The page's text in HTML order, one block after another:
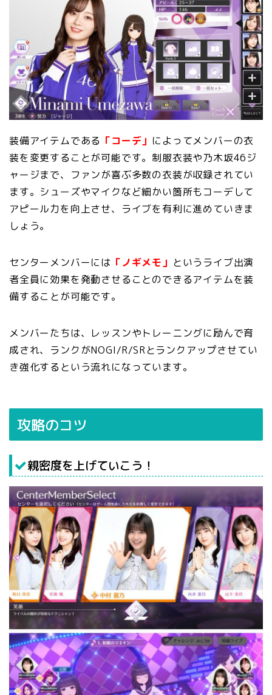
装備アイテムである 「コーデ」 によってメンバーの衣
装を変更することが可能です。制服衣装や乃木坂46ジ
ャージまで、ファンが喜ぶ多数の衣装が収録されてい
ます。シューズやマイクなど細かい箇所もコーデして
アピール力を向上させ、ライブを有利に進めていきま
しょう。
センターメンバーには 「ノギメモ」 というライブ出演
者全員に効果を発動させることのできるアイテムを装
備することが可能です。
メンバーたちは、レッスンやトレーニングに励んで育
成され、ランクがNOGI/R/SRとランクアップさせてい
き強化するという流れになっています。
攻略のコツ
親密度を上げていこう！